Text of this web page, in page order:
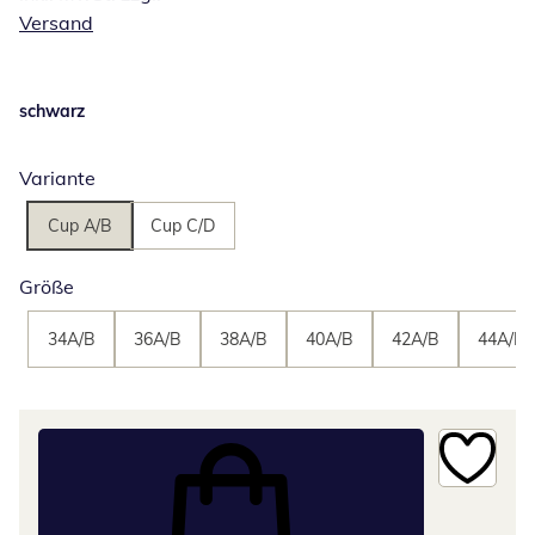
Versand
schwarz
Variante
Cup A/B Cup C/D
Größe
34A/B 36A/B 38A/B 40A/B 42A/B 44A/B